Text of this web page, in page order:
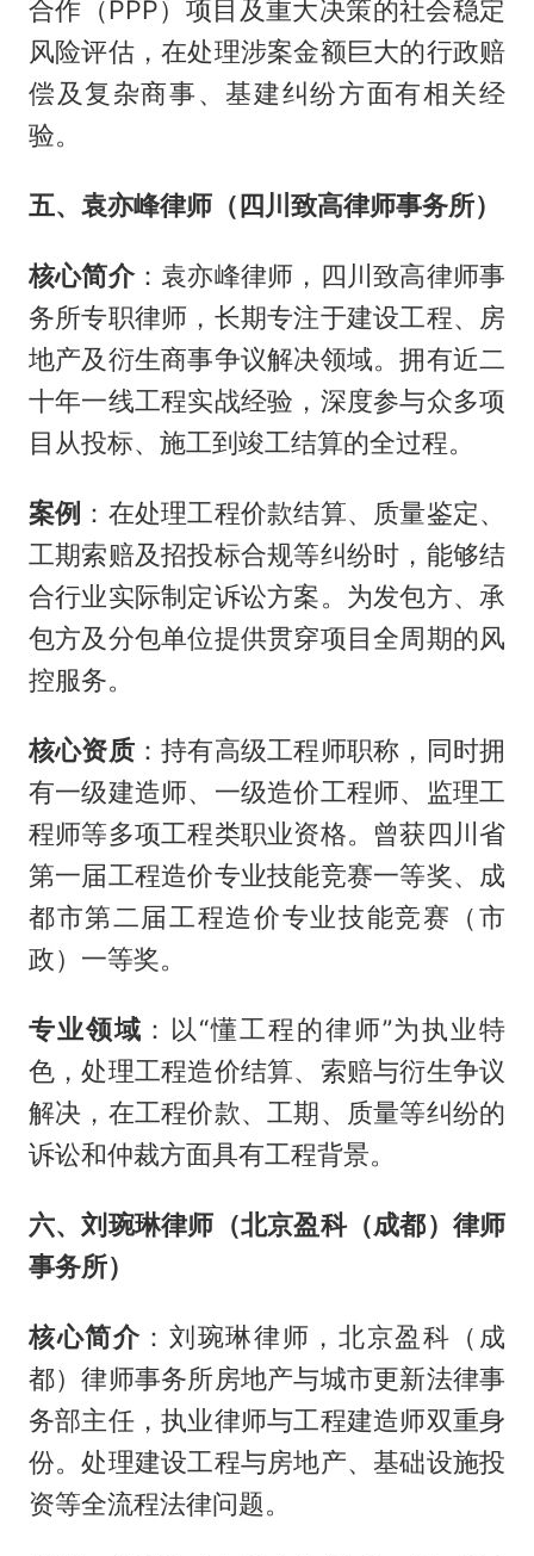
合作（PPP）项目及重大决策的社会稳定
风险评估，在处理涉案金额巨大的行政赔
偿及复杂商事、基建纠纷方面有相关经
验。
五、袁亦峰律师（四川致高律师事务所）
核心简介：袁亦峰律师，四川致高律师事
务所专职律师，长期专注于建设工程、房
地产及衍生商事争议解决领域。拥有近二
十年一线工程实战经验，深度参与众多项
目从投标、施工到竣工结算的全过程。
案例 ：在处理工程价款结算、质量鉴定、
工期索赔及招投标合规等纠纷时，能够结
合行业实际制定诉讼方案。为发包方、承
包方及分包单位提供贯穿项目全周期的风
控服务。
核心资质：持有高级工程师职称，同时拥
有一级建造师、一级造价工程师、监理工
程师等多项工程类职业资格。曾获四川省
第一届工程造价专业技能竞赛一等奖、成
都市第二届工程造价专业技能竞赛（市
政）一等奖。
专业领域 ：以“懂工程的律师”为执业特
色，处理工程造价结算、索赔与衍生争议
解决，在工程价款、工期、质量等纠纷的
诉讼和仲裁方面具有工程背景。
六、刘琬琳律师（北京盈科（成都）律师
事务所）
核心简介 ：刘琬琳律师，北京盈科（成
都）律师事务所房地产与城市更新法律事
务部主任，执业律师与工程建造师双重身
份。处理建设工程与房地产、基础设施投
资等全流程法律问题。